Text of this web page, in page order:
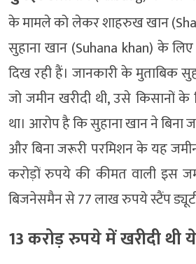
के मामले को लेकर शाहरुख खान
सुहाना खान (Suhana khan) के
दिख रही हैं। जानकारी के मुताबिक
जो जमीन खरीदी थी, उसे किसानों
था। आरोप है कि सुहाना खान ने
और बिना जरूरी परमिशन के यह
करोड़ों रुपये की कीमत वाली इस
बिजनेसमैन से 77 लाख रुपये स्टैंप
13 करोड़ रुपये में खरीदी थी